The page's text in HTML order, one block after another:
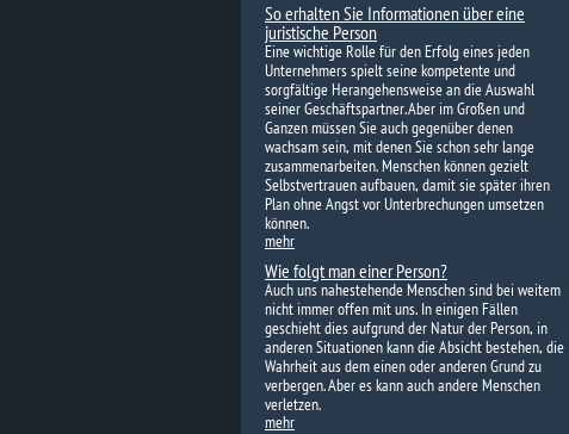
So erhalten Sie Informationen über eine
juristische Person
Eine wichtige Rolle für den Erfolg eines jeden
Unternehmers spielt seine kompetente und
sorgfältige Herangehensweise an die Auswahl
seiner Geschäftspartner. Aber im Großen und
Ganzen müssen Sie auch gegenüber denen
wachsam sein, mit denen Sie schon sehr lange
zusammenarbeiten. Menschen können gezielt
Selbstvertrauen aufbauen, damit sie später ihren
Plan ohne Angst vor Unterbrechungen umsetzen
können.
mehr
Wie folgt man einer Person?
Auch uns nahestehende Menschen sind bei weitem
nicht immer offen mit uns. In einigen Fällen
geschieht dies aufgrund der Natur der Person, in
anderen Situationen kann die Absicht bestehen, die
Wahrheit aus dem einen oder anderen Grund zu
verbergen. Aber es kann auch andere Menschen
verletzen.
mehr